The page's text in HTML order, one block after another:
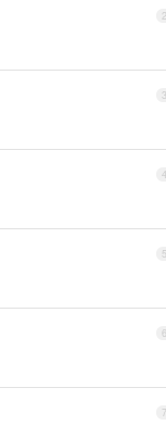
2
3
4
5
6
7